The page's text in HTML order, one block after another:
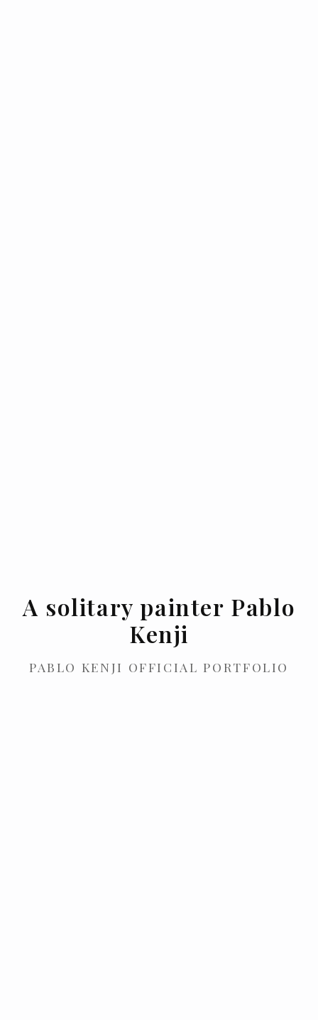
A solitary painter Pablo
Kenji
PABLO KENJI OFFICIAL PORTFOLIO